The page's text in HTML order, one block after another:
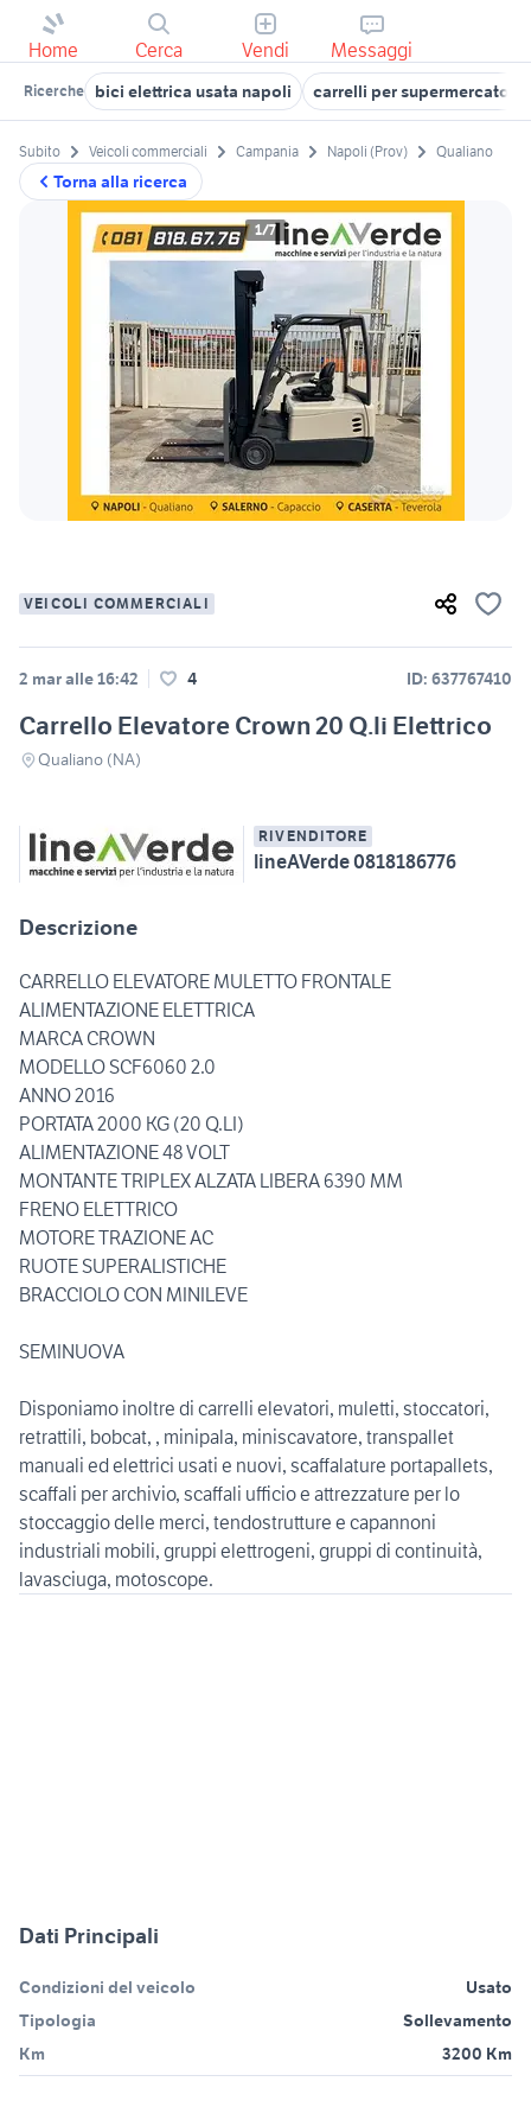
Home Cerca Vendi Messaggi
Ricerche bici elettrica usata napoli carrelli per supermercato
Torna alla ricerca
Subito Veicoli commerciali Campania Napoli (Prov) Qualiano
1/7
VEICOLI COMMERCIALI
2 mar alle 16:42 4 ID: 637767410
Carrello Elevatore Crown 20 Q.li Elettrico
Qualiano (NA)
RIVENDITORE
lineAVerde 0818186776
Descrizione
CARRELLO ELEVATORE MULETTO FRONTALE
ALIMENTAZIONE ELETTRICA
MARCA CROWN
MODELLO SCF6060 2.0
ANNO 2016
PORTATA 2000 KG (20 Q.LI)
ALIMENTAZIONE 48 VOLT
MONTANTE TRIPLEX ALZATA LIBERA 6390 MM
FRENO ELETTRICO
MOTORE TRAZIONE AC
RUOTE SUPERALISTICHE
BRACCIOLO CON MINILEVE
SEMINUOVA
Disponiamo inoltre di carrelli elevatori, muletti, stoccatori,
retrattili, bobcat, , minipala, miniscavatore, transpallet
manuali ed elettrici usati e nuovi, scaffalature portapallets,
scaffali per archivio, scaffali ufficio e attrezzature per lo
stoccaggio delle merci, tendostrutture e capannoni
industriali mobili, gruppi elettrogeni, gruppi di continuità,
lavasciuga, motoscope.
Dati Principali
Condizioni del veicolo
Usato
Tipologia
Sollevamento
Km
3200 Km